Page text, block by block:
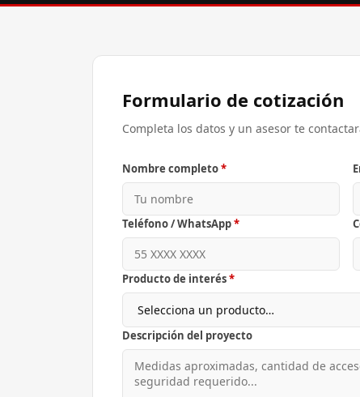
Formulario de cotización
Completa los datos y un asesor te
Nombre completo*
Teléfono / WhatsApp*
Producto de interés*
Descripción del proyecto